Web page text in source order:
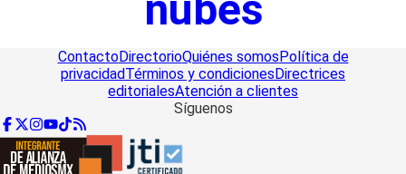
ContactoDirectorioQuiénes somosPolítica de
privacidadTérminos y condicionesDirectrices
editorialesAtención a clientes
Síguenos